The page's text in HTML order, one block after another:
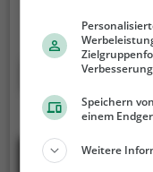
der Eishalle wird
geboten. Kleinere
mit Laufhilfen
Mehr erfahren
Speichern
einem
Weitere